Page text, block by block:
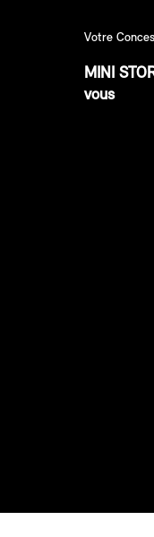
Votre
MINI
vous